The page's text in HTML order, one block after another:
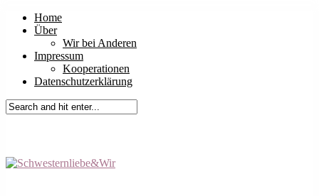
Home
Über
Wir bei Anderen
Impressum
Kooperationen
Datenschutzerklärung